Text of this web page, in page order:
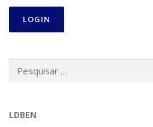
por:
LDBEN